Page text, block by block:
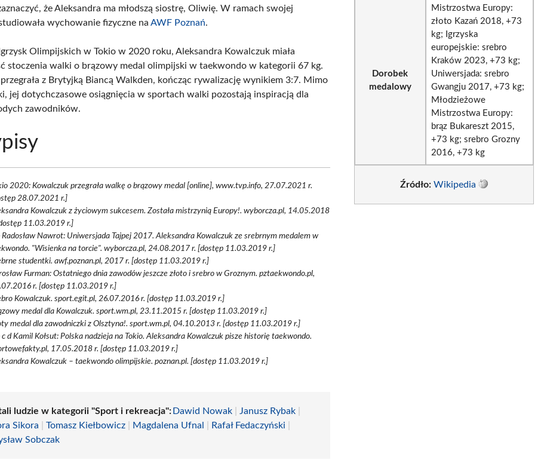
że Aleksandra ma młodszą siostrę, Oliwię. W ramach swojej
wychowanie fizyczne naAWF Poznań.
Olimpijskich w Tokio w 2020 roku, Aleksandra Kowalczuk miała
stoczenia walki o brązowy medal olimpijski w taekwondo w kategorii 67 kg.
z Brytyjką Biancą Walkden, kończąc rywalizację wynikiem 3:7. Mimo
jej dotychczasowe osiągnięcia w sportach walki pozostają inspiracją dla
zawodników.
2020: Kowalczuk przegrała walkę o brązowy medal [online], www.tvp.info, 27.07.2021 r.
28.07.2021 r.]
Kowalczuk z życiowym sukcesem. Została mistrzynią Europy!. wyborcza.pl, 14.05.2018
11.03.2019 r.]
Radosław Nawrot: Uniwersjada Tajpej 2017. Aleksandra Kowalczuk ze srebrnym medalem w
"Wisienka na torcie". wyborcza.pl, 24.08.2017 r. [dostęp 11.03.2019 r.]
studentki. awf.poznan.pl, 2017 r. [dostęp 11.03.2019 r.]
Furman: Ostatniego dnia zawodów jeszcze złoto i srebro w Groznym. pztaekwondo.pl,
r. [dostęp 11.03.2019 r.]
Kowalczuk. sport.egit.pl, 26.07.2016 r. [dostęp 11.03.2019 r.]
medal dla Kowalczuk. sport.wm.pl, 23.11.2015 r. [dostęp 11.03.2019 r.]
medal dla zawodniczki z Olsztyna!. sport.wm.pl, 04.10.2013 r. [dostęp 11.03.2019 r.]
c d Kamil Kołsut: Polska nadzieja na Tokio. Aleksandra Kowalczuk pisze historię taekwondo.
17.05.2018 r. [dostęp 11.03.2019 r.]
Kowalczuk – taekwondo olimpijskie. poznan.pl. [dostęp 11.03.2019 r.]
ludzie w kategorii "Sport i rekreacja": Dawid Nowak Janusz Rybak
Sikora |Tomasz Kiełbowicz Magdalena Ufnal Rafał Fedaczyński
Sobczak
Dorobek
medalowy
Mistrzostwa Europy:
złoto Kazań 2018, +73
kg; Igrzyska
europejskie: srebro
Kraków 2023, +73 kg;
Uniwersjada: srebro
Gwangju 2017, +73 kg;
Młodzieżowe
Mistrzostwa Europy:
brąz Bukareszt 2015,
+73 kg; srebro Grozny
2016, +73 kg
Źródło: Wikipedia